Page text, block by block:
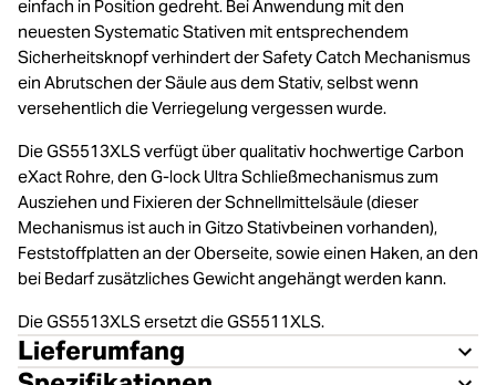
einfach in Position gedreht. Bei Anwendung mit den
neuesten Systematic Stativen mit entsprechendem
Sicherheitsknopf verhindert der Safety Catch Mechanismus
ein Abrutschen der Säule aus dem Stativ, selbst wenn
versehentlich die Verriegelung vergessen wurde.
Die GS5513XLS verfügt über qualitativ hochwertige Carbon
eXact Rohre, den G-lock Ultra Schließmechanismus zum
Ausziehen und Fixieren der Schnellmittelsäule (dieser
Mechanismus ist auch in Gitzo Stativbeinen vorhanden),
Feststoffplatten an der Oberseite, sowie einen Haken, an den
bei Bedarf zusätzliches Gewicht angehängt werden kann.
Die GS5513XLS ersetzt die GS5511XLS.
Lieferumfang